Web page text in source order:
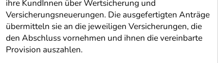
ihre KundInnen über Wertsicherung und
Versicherungsneuerungen. Die ausgefertigten Anträge
übermitteln sie an die jeweiligen Versicherungen, die
den Abschluss vornehmen und ihnen die vereinbarte
Provision auszahlen.